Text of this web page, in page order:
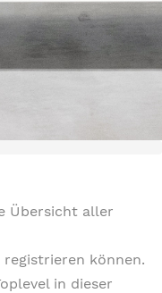
Übersicht aller
registrieren können.
in dieser